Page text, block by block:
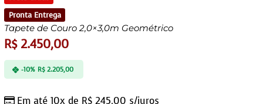
Pronta Entrega
Tapete de Couro 2,0×3,0m Geométrico
R$2.450,00
Em até 10x de R$ 245,00 s/juros
-10% R$2.205,00